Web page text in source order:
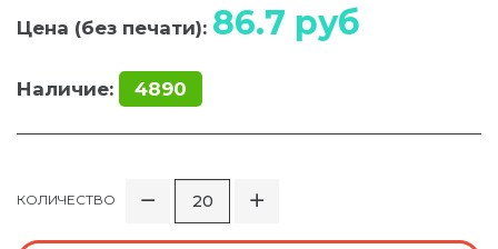
Цена (без печати): 86.7 руб
Наличие: 4890
КОЛИЧЕСТВО